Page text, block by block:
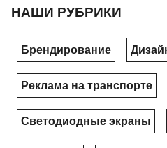
НАШИ РУБРИКИ
Брендирование
Реклама на транспорте
Светодиодные экраны